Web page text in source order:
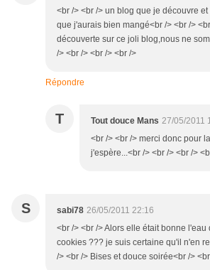
<br /> <br /> un blog que je découvre
que j'aurais bien mangé<br /> <br />
découverte sur ce joli blog,nous ne
/> <br /> <br /> <br />
Répondre
T Tout douce Mans 27/05/2011
<br /> <br /> merci donc pour
j'espère...<br /> <br /> <br />
S sabi78 26/05/2011 22:16
<br /> <br /> Alors elle était bonne
cookies ??? je suis certaine qu'il n'en
/> <br /> Bises et douce soirée<br />